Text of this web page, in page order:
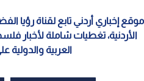
موقع إخباري أردني تابع لقناة رؤيا
الأردنية، تغطيات شاملة لأخبار
العربية والدولية